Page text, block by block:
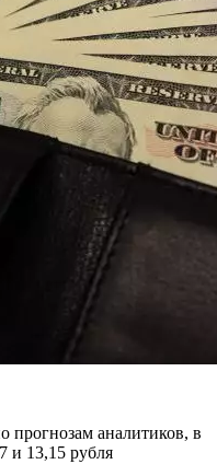
прогнозам аналитиков, в
и 13,15 рубля